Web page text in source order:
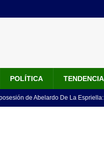
POLÍTICA
de Abelardo De La